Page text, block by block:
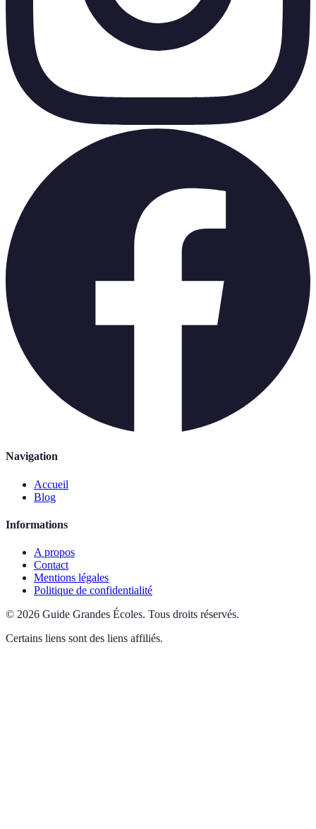
Navigation
Accueil
Blog
Informations
A propos
Contact
Mentions légales
Politique de confidentialité
© 2026 Guide Grandes Écoles. Tous droits réservés.
Certains liens sont des liens affiliés.